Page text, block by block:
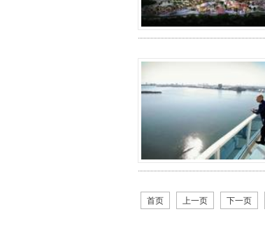
首页 上一页 下一页